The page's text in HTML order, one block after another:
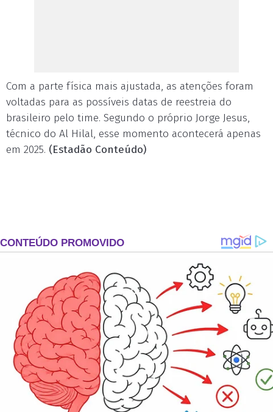
Com a parte física mais ajustada, as atenções foram
voltadas para as possíveis datas de reestreia do
brasileiro pelo time. Segundo o próprio Jorge Jesus,
técnico do Al Hilal, esse momento acontecerá apenas
em 2025. (Estadão Conteúdo)